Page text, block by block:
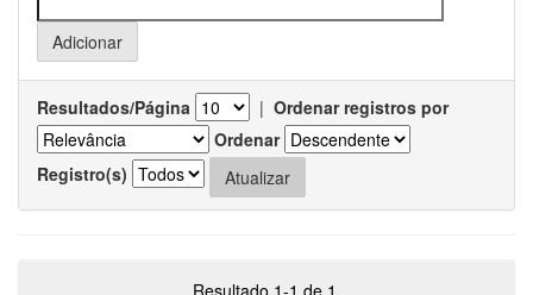
Resultados/Página | Ordenar registros por
Ordenar
Registro(s)
Resultado 1-1 de 1.